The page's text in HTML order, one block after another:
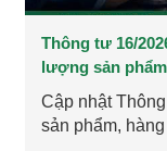
Thông tư 16/
lượng sản
Cập nhật
sản phẩm,